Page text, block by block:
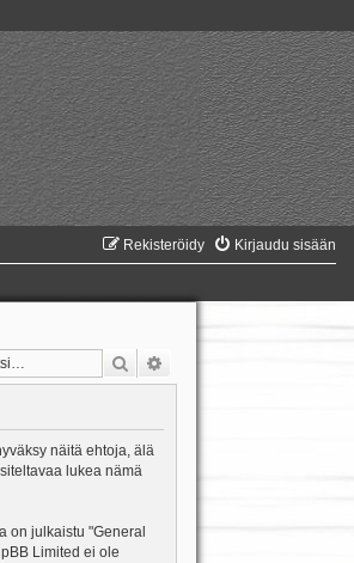
Kirjaudu sisään
Rekisteröidy
Etsi
näitä ehtoja, älä
lukea nämä
on julkaistu "General
Limited ei ole